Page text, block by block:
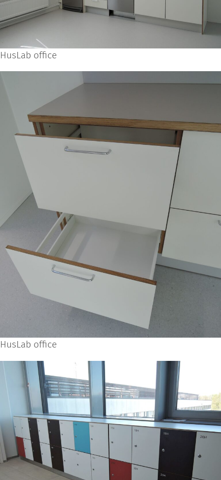
HusLab office
HusLab office